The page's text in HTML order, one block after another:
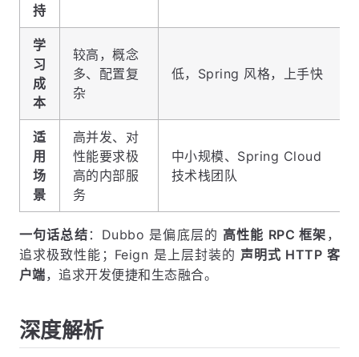
持
学
习
成
本
较高，概念
多、配置复
杂
低，Spring 风格，上手快
适
用
场
景
高并发、对
性能要求极
高的内部服
务
中小规模、Spring Cloud
技术栈团队
一句话总结 ：Dubbo 是偏底层的 高性能 RPC 框架 ，
追求极致性能；Feign 是上层封装的 声明式 HTTP 客
户端，追求开发便捷和生态融合。
深度解析